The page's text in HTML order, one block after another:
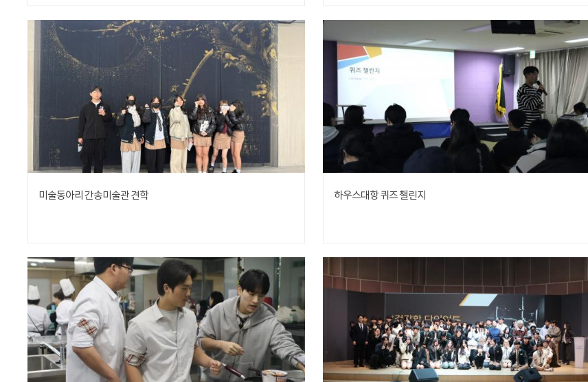
미술동아리 간송미술관 견학 하우스대항 퀴즈 챌린지